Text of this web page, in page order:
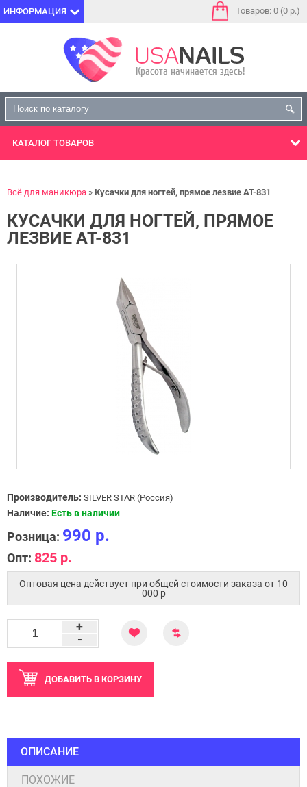
ИНФОРМАЦИЯ Товаров: 0 (0 р.)
КАТАЛОГ ТОВАРОВ
Всё для маникюра Кусачки для ногтей, прямое лезвие АТ-831
КУСАЧКИ ДЛЯ НОГТЕЙ, ПРЯМОЕ
ЛЕЗВИЕ АТ-831
Производитель: SILVER STAR (Россия)
Наличие: Есть в наличии
Розница: 990 р.
Опт: 825 р.
Оптовая цена действует при общей стоимости заказа от 10
000 p
-
+
ДОБАВИТЬ В КОРЗИНУ
ОПИСАНИЕ
ПОХОЖИЕ